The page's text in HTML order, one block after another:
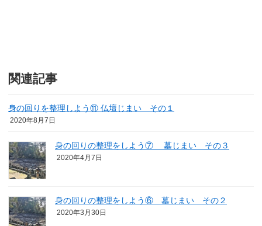
関連記事
身の回りを整理しよう⑪ 仏壇じまい その１
2020年8月7日
身の回りの整理をしよう⑦ 墓じまい その３
2020年4月7日
身の回りの整理をしよう⑥ 墓じまい その２
2020年3月30日